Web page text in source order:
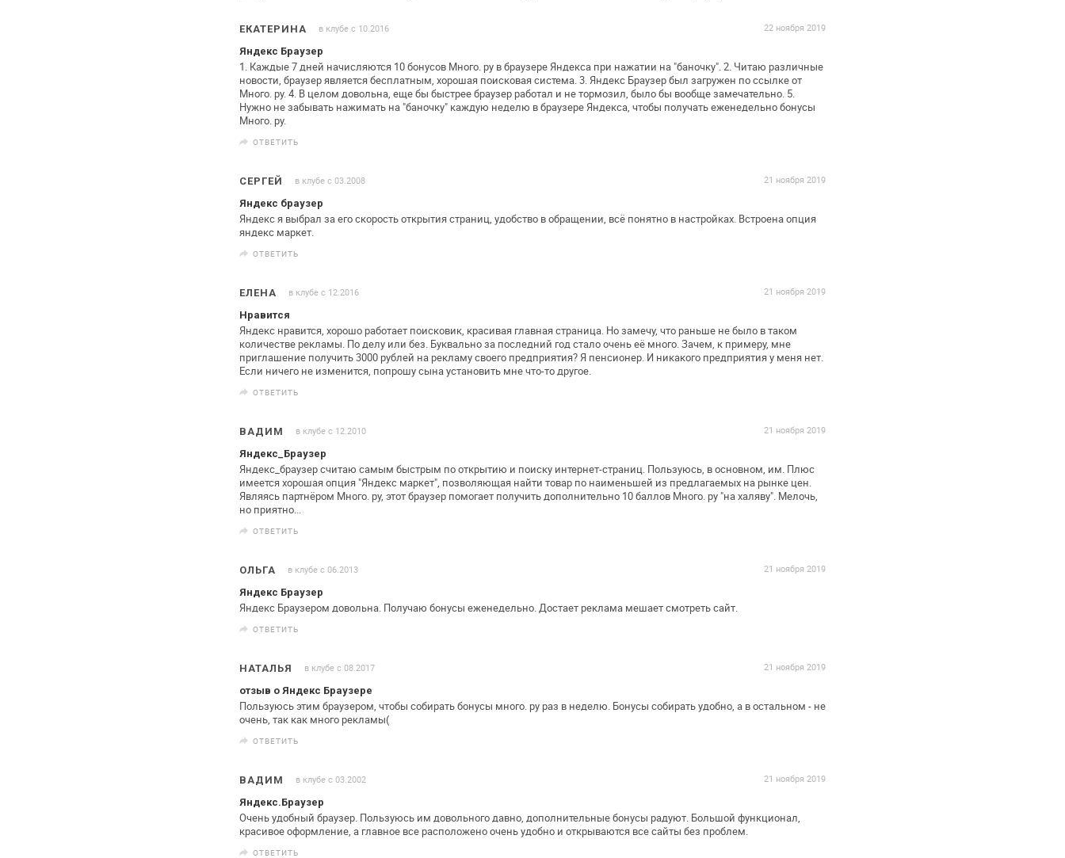
ЕКАТЕРИНА в клубе с 10.2016
22 ноября 2019
Яндекс Браузер
1. Каждые 7 дней начисляются 10 бонусов Много. ру в браузереЯндекса при нажатии на "баночку".2. Читаю различные
новости, браузер является бесплатным, хорошая поисковая система.3. Яндекс Браузер был загружен по ссылке от
Много. ру.4. В целом довольна, еще бы быстрее браузер работал и нетормозил, было бы вообще замечательно. 5.
Нужно не забывать нажимать на "баночку" каждую неделю вбраузере Яндекса, чтобы получать еженедельно бонусы
Много. ру.
ОТВЕТИТЬ
СЕРГЕЙ в клубе с 03.2008
21 ноября 2019
Яндекс браузер
Яндекс я выбрал за его скорость открытия страниц, удобство вобращении, всё понятно в настройках. Встроена опция
яндекс маркет.
ОТВЕТИТЬ
ЕЛЕНА в клубе с 12.2016
21 ноября 2019
Нравится
Яндекс нравится, хорошо работает поисковик, красивая главнаястраница. Но замечу, что раньше не было в таком
количестве рекламы. По делу или без. Буквально за последний год сталоочень её много. Зачем, к примеру, мне
приглашение получить3000 рублей на рекламу своего предприятия? Я пенсионер. И никакого предприятия у меня нет.
Если ничего не изменится, попрошу сына установить мне что-то другое.
ОТВЕТИТЬ
ВАДИМ в клубе с 12.2010
21 ноября 2019
Яндекс_Браузер
Яндекс_браузер считаю самым быстрым по открытию и поиску интернет-страниц. Пользуюсь, в основном, им. Плюс
имеетсяхорошая опция "Яндекс маркет", позволяющая найти товар по наименьшей из предлагаемых на рынке цен.
Являясь партнёром Много. ру, этот браузер помогает получить дополнительно 10баллов Много. ру "на халяву". Мелочь,
но приятно...
ОТВЕТИТЬ
ОЛЬГА в клубе с 06.2013
21 ноября 2019
Яндекс Браузер
Яндекс Браузером довольна. Получаю бонусы еженедельно.Достает реклама мешает смотреть сайт.
ОТВЕТИТЬ
НАТАЛЬЯ в клубе с 08.2017
21 ноября 2019
отзыв о Яндекс Браузере
Пользуюсь этим браузером, чтобы собирать бонусы много. ру раз в неделю. Бонусы собирать удобно, а в остальном - не
очень, так как много рекламы(
ОТВЕТИТЬ
ВАДИМ в клубе с 03.2002
21 ноября 2019
Яндекс.Браузер
Очень удобный браузер. Пользуюсь им довольного давно, дополнительные бонусы радуют. Большой функционал,
красивоеоформление, а главное все расположено очень удобно и открываются все сайты без проблем.
ОТВЕТИТЬ